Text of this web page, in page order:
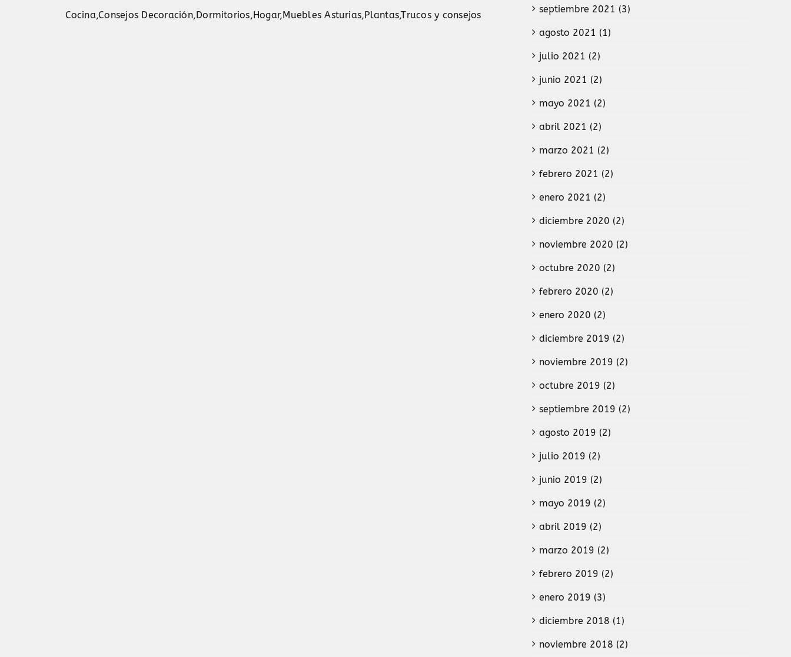
Cocina,Consejos Decoración,Dormitorios,Hogar,Muebles Asturias,Plantas,Trucos y consejos
septiembre 2021 (3)
agosto 2021 (1)
julio 2021 (2)
junio 2021 (2)
mayo 2021 (2)
abril 2021 (2)
marzo 2021 (2)
febrero 2021 (2)
enero 2021 (2)
diciembre 2020 (2)
noviembre 2020 (2)
octubre 2020 (2)
febrero 2020 (2)
enero 2020 (2)
diciembre 2019 (2)
noviembre 2019 (2)
octubre 2019 (2)
septiembre 2019 (2)
agosto 2019 (2)
julio 2019 (2)
junio 2019 (2)
mayo 2019 (2)
abril 2019 (2)
marzo 2019 (2)
febrero 2019 (2)
enero 2019 (3)
diciembre 2018 (1)
noviembre 2018 (2)